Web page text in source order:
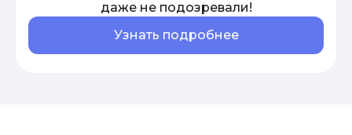
даже не подозревали!
Узнать подробнее